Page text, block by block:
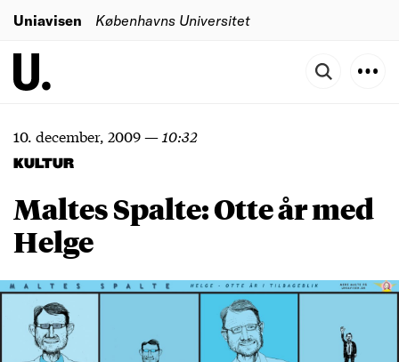
Uniavisen Københavns Universitet
10. december, 2009— 10:32
KULTUR
Maltes Spalte: Otte år med
Helge